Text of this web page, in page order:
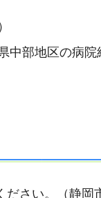
中部地区の病
ださい。（静岡